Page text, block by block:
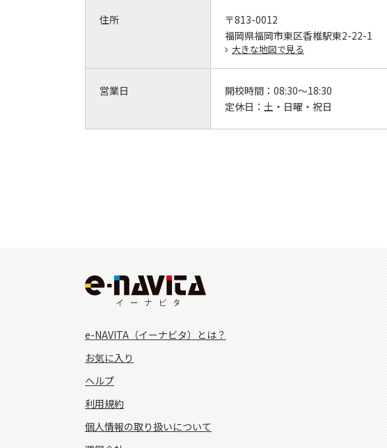
住所
〒813-0012
福岡県福岡市東区香椎駅東2-22-1
大きな地図で見る
営業日 開校時間： 08:30～18:30
定休日： 土・日曜・祝日
e-NAVITA（イーナビタ）とは？
お気に入り
ヘルプ
利用規約
個人情報の取り扱いについて